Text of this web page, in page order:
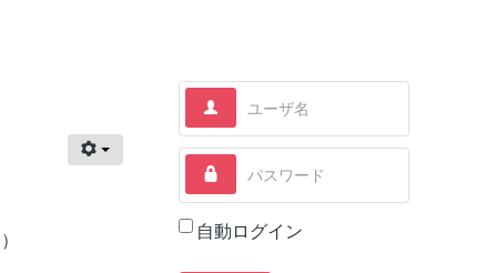
ユーザ名
自動ログイン